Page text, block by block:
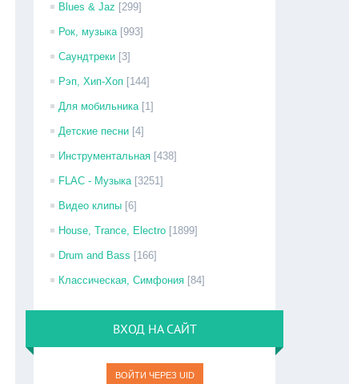
Blues & Jaz [299]
Рок, музыка [993]
Саундтреки [3]
Рэп, Хип-Хоп [144]
Для мобильника [1]
Детские песни [4]
Инструментальная [438]
FLAC - Музыка [3251]
Видео клипы [6]
House, Trance, Electro [1899]
Drum and Bass [166]
Классическая, Симфония [84]
ВХОД НА САЙТ
ВОЙТИ ЧЕРЕЗ UID